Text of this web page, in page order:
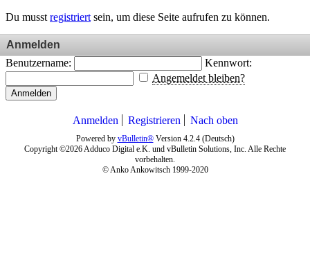
Du musst registriert sein, um diese Seite aufrufen zu können.
Anmelden
Benutzername:
Kennwort:
Angemeldet bleiben?
Anmelden
Anmelden Registrieren Nach oben
Powered by vBulletin®Version 4.2.4 (Deutsch)
Copyright ©2026 Adduco Digital e.K. und vBulletin Solutions, Inc. Alle Rechte
vorbehalten.
© Anko Ankowitsch 1999-2020